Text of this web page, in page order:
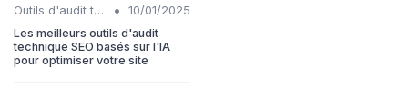
Outils d'audit technique SEO •
10/01/2025
Les meilleurs outils d'audit
technique SEO basés sur l'IA
pour optimiser votre site